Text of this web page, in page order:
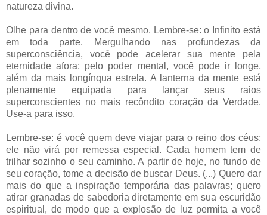
natureza divina.
Olhe para dentro de você mesmo. Lembre-se: o Infinito está
em toda parte. Mergulhando nas profundezas da
superconsciência, você pode acelerar sua mente pela
eternidade afora; pelo poder mental, você pode ir longe,
além da mais longínqua estrela. A lanterna da mente está
plenamente equipada para lançar seus raios
superconscientes no mais recôndito coração da Verdade.
Use-a para isso.
Lembre-se: é você quem deve viajar para o reino dos céus;
ele não virá por remessa especial. Cada homem tem de
trilhar sozinho o seu caminho. A partir de hoje, no fundo de
seu coração, tome a decisão de buscar Deus. (...) Quero dar
mais do que a inspiração temporária das palavras; quero
atirar granadas de sabedoria diretamente em sua escuridão
espiritual, de modo que a explosão de luz permita a você